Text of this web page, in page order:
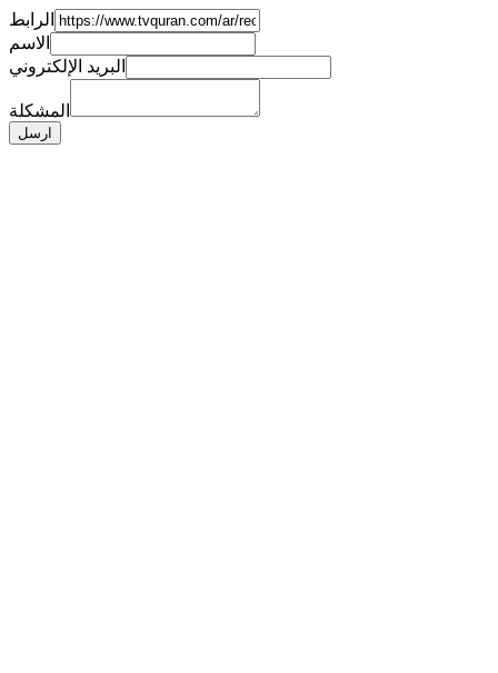
الرابط
الاسم
البريد الإلكتروني
المشكلة
ارسل